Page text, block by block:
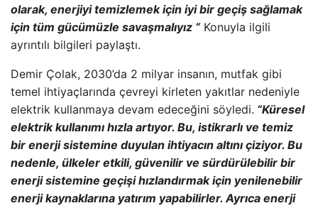
olarak, enerjiyi temizlemek için iyi bir geçiş sağlamak
için tüm gücümüzle savaşmalıyız “Konuyla ilgili
ayrıntılı bilgileri paylaştı.
Demir Çolak, 2030’da 2 milyar insanın, mutfak gibi
temel ihtiyaçlarında çevreyi kirleten yakıtlar nedeniyle
elektrik kullanmaya devam edeceğini söyledi. “Küresel
elektrik kullanımı hızla artıyor. Bu, istikrarlı ve temiz
bir enerji sistemine duyulan ihtiyacın altını çiziyor. Bu
nedenle, ülkeler etkili, güvenilir ve sürdürülebilir bir
enerji sistemine geçişi hızlandırmak için yenilenebilir
enerji kaynaklarına yatırım yapabilirler. Ayrıca enerji